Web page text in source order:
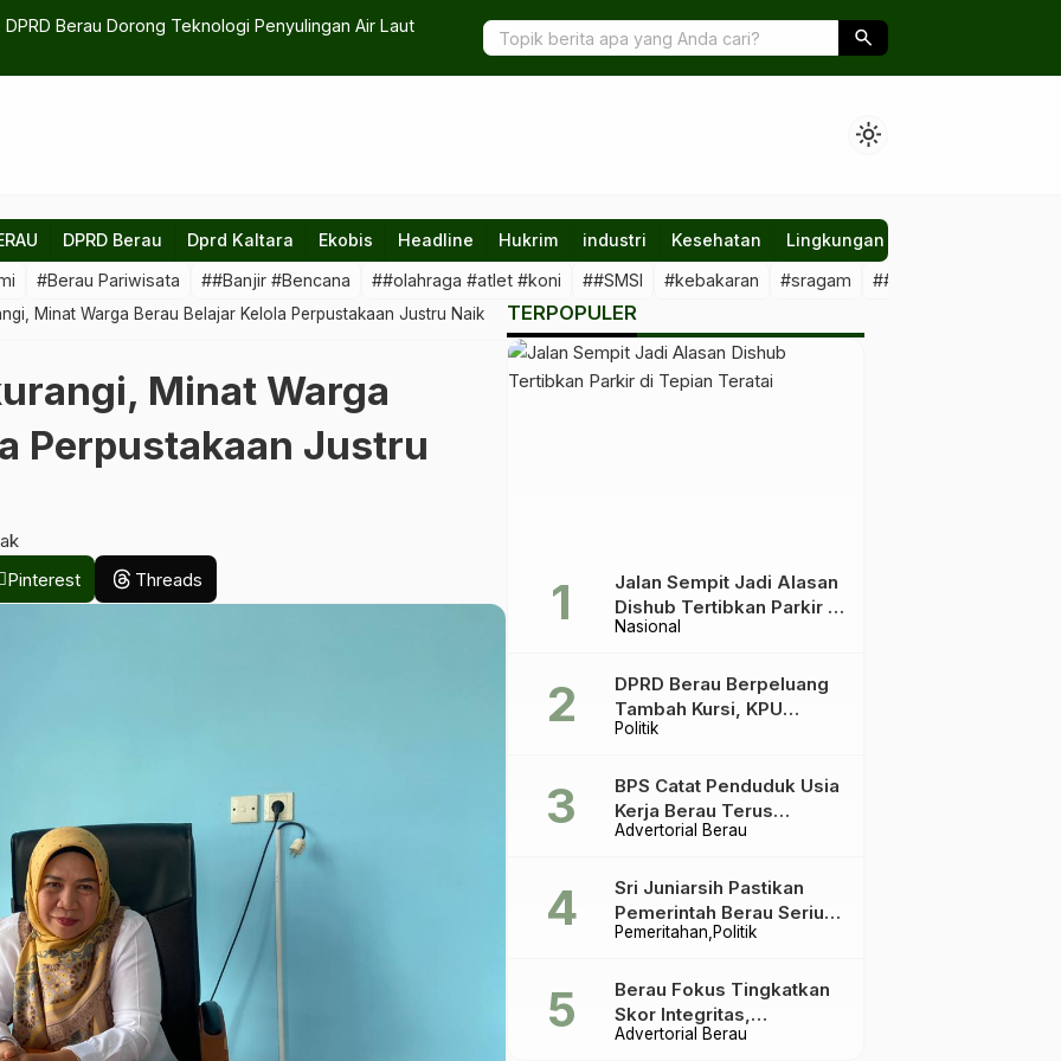
Berau Dorong Teknologi Penyulingan Air Laut Harus Ada Implementasi Nyata Perangi Kemiskinan search
light_mode
DPRD Berau Dprd Kaltara Ekobis Headline Hukrim industri Kesehatan Lingkungan
#Berau Pariwisata ##Banjir #Bencana ##olahraga #atlet #koni ##SMSI #kebakaran #sragam ##sawit #illegal
Minat Warga Berau Belajar Kelola Perpustakaan Justru Naik
Minat Warga
Perpustakaan Justru
Pinterest Threads
TERPOPULER
Nasional
Jalan Sempit Jadi Alasan
Dishub Tertibkan Parkir di
Tepian Teratai
Politik
DPRD Berau Berpeluang
Tambah Kursi, KPU
Ingatkan Acuannya UU
Advertorial Berau
BPS Catat Penduduk Usia
Kerja Berau Terus
Meningkat Dua Tahun
Pemeritahan Politik
Sri Juniarsih Pastikan
Pemerintah Berau Serius
Tangani Reboisasi dan
Advertorial Berau
Berau Fokus Tingkatkan
Skor Integritas,
Rekomendasi KPK Jadi